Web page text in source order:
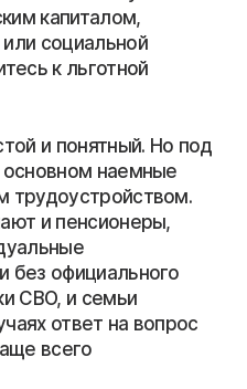
капиталом,
социальной
к льготной
и понятный. Но под
основном наемные
трудоустройством.
и пенсионеры,
без официального
СВО, и семьи
ответ на вопрос
всего